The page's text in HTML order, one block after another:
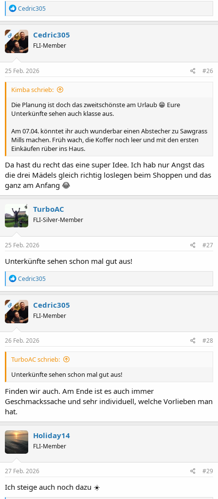
R
e
a
k
t
i
o
n
e
Cedric305
OP Cedric305
FLI-Member
25 Feb. 2026 #26
Kimba schrieb:
Die Planung ist doch das zweitschönste am Urlaub 😁 Eure
Unterkünfte sehen auch klasse aus.
Am 07.04. könntet ihr auch wunderbar einen Abstecher zu Sawgrass
Mills machen. Früh wach, die Koffer noch leer und mit den ersten
Einkäufen rüber ins Haus.
Da hast du recht das eine super Idee. Ich hab nur Angst das
die drei Mädels gleich richtig loslegen beim Shoppen und das
ganz am Anfang 😂
TurboAC
FLI-Silver-Member
25 Feb. 2026 #27
Unterkünfte sehen schon mal gut aus!
R
e
a
k
t
i
o
n
e
Cedric305
OP Cedric305
FLI-Member
26 Feb. 2026 #28
TurboAC schrieb:
Unterkünfte sehen schon mal gut aus!
Finden wir auch. Am Ende ist es auch immer
Geschmackssache und sehr individuell, welche Vorlieben man
hat.
Holiday14
FLI-Member
27 Feb. 2026 #29
Ich steige auch noch dazu ☀️